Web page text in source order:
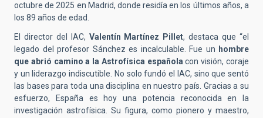
octubre de 2025 en Madrid, donde residía en los últimos años, a
los 89 años de edad.
El director del IAC, Valentín Martínez Pillet, destaca que “el
legado del profesor Sánchez es incalculable. Fue un hombre
que abrió camino a la Astrofísica españolacon visión, coraje
y un liderazgo indiscutible. No solo fundó el IAC, sino que sentó
las bases para toda una disciplina en nuestro país. Gracias a su
esfuerzo, España es hoy una potencia reconocida en la
investigación astrofísica. Su figura, como pionero y maestro,